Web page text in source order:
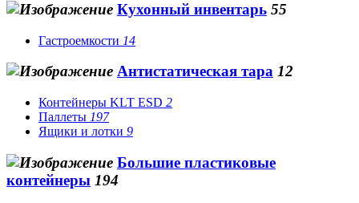
Кухонный инвентарь 55
Гастроемкости 14
Антистатическая тара 12
Контейнеры KLT ESD 2
Паллеты 197
Ящики и лотки 9
Большие пластиковые
контейнеры 194